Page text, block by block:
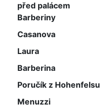
před palácem
Barberiny
Casanova
Laura
Barberina
Poručík z Hohenfelsu
Menuzzi